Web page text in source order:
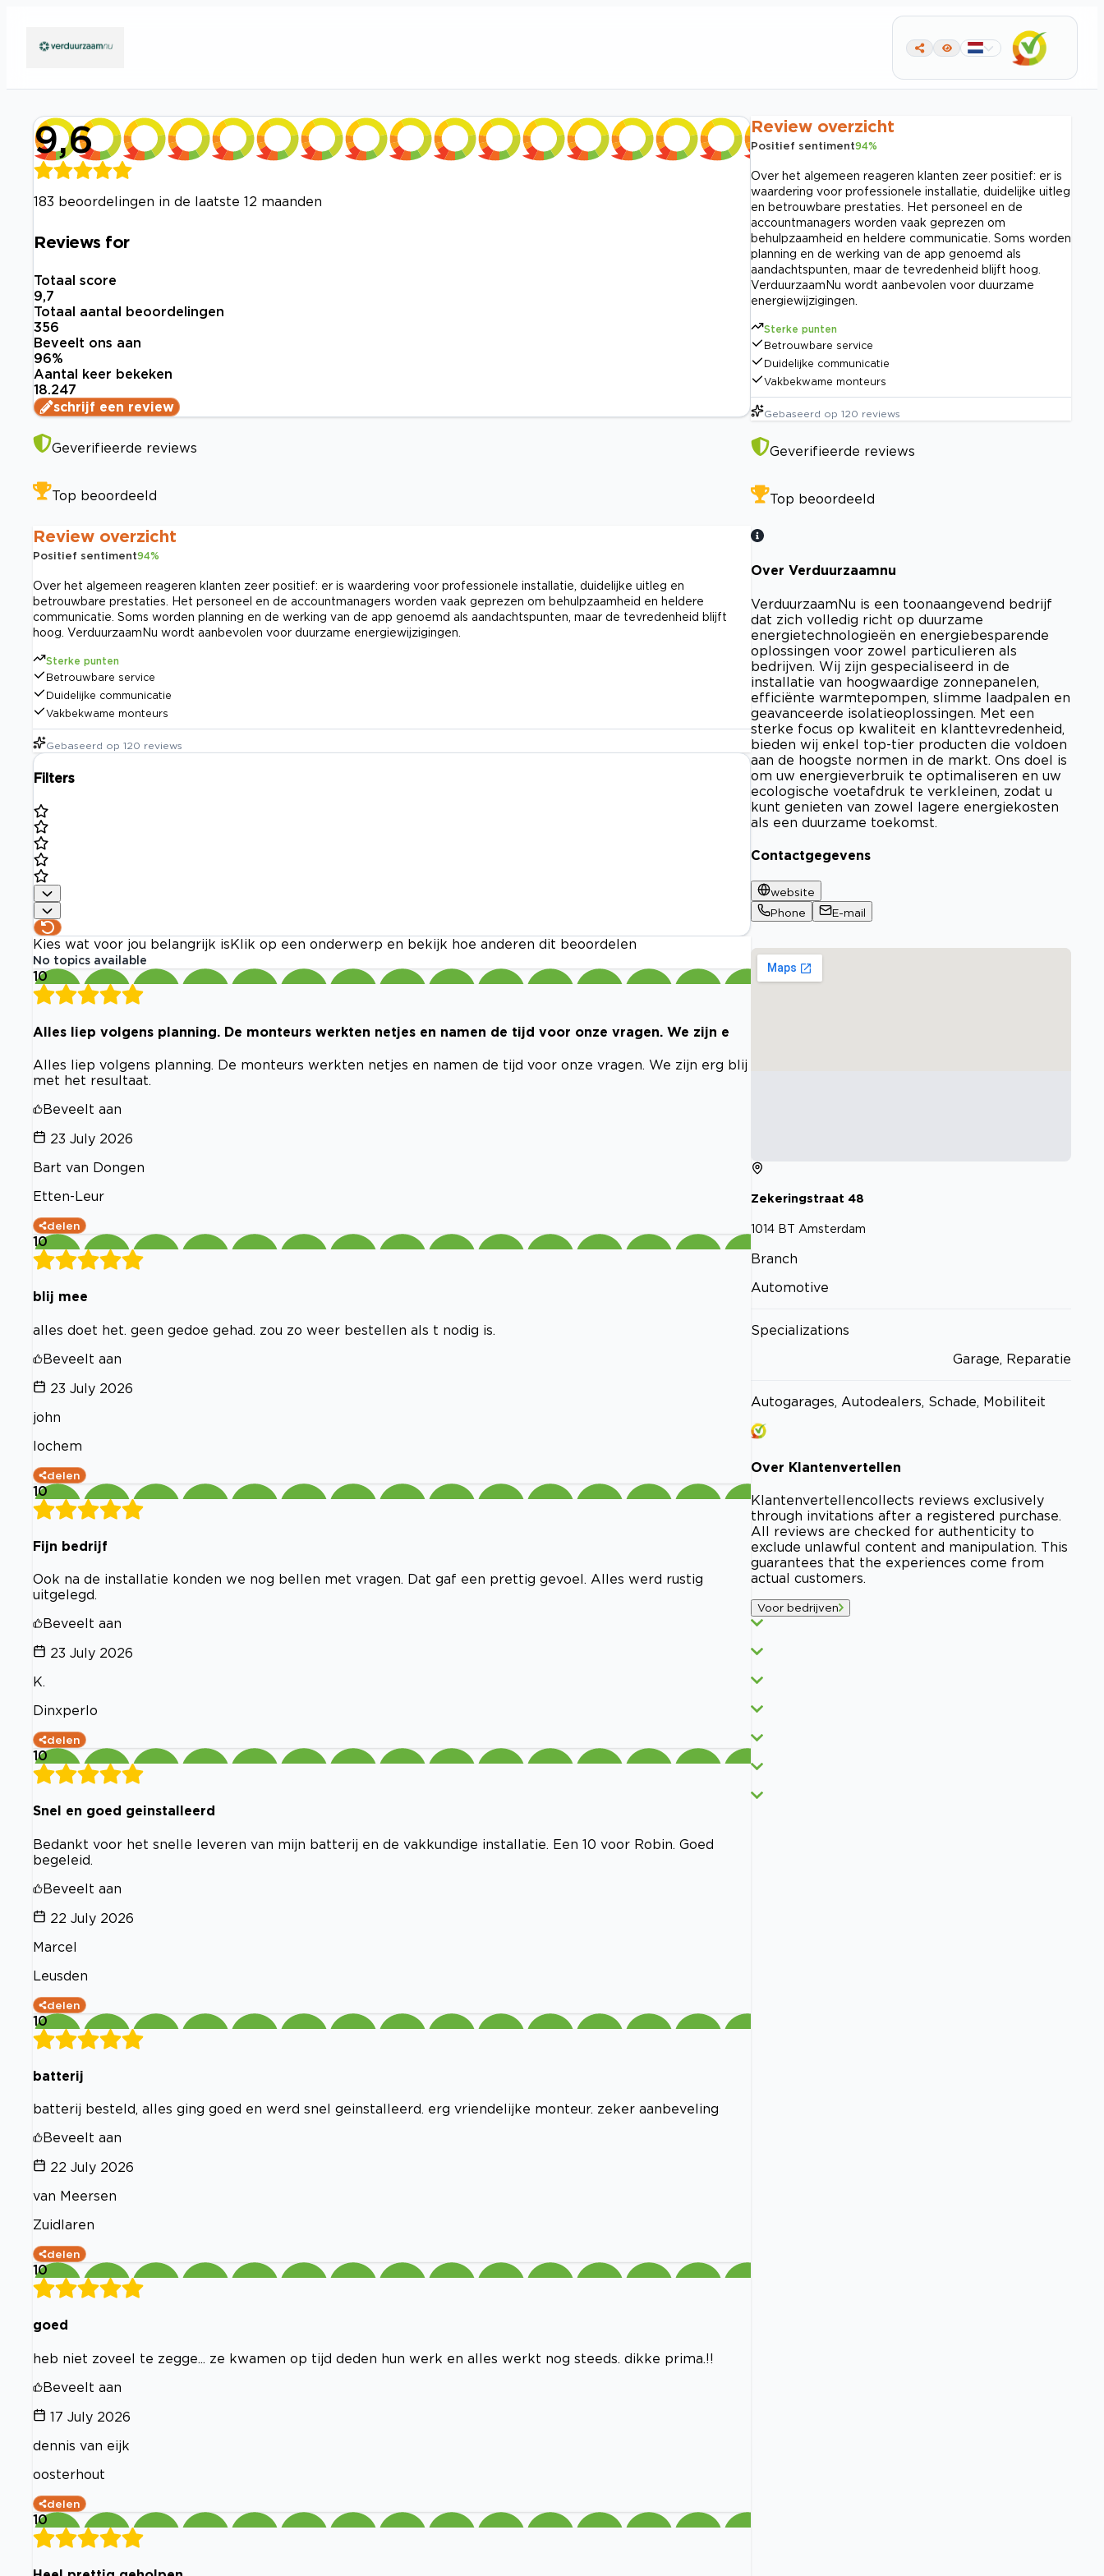
9,6
183 beoordelingen in de laatste 12 maanden
Reviews for
Totaal score
9,7
Totaal aantal beoordelingen
356
Beveelt ons aan
96%
Aantal keer bekeken
18.247
schrijf een review
Geverifieerde reviews
Top beoordeeld
Review overzicht
Positief sentiment94%
Over het algemeen reageren klanten zeer positief: er is waardering voor professionele installatie, duidelijke uitleg en
betrouwbare prestaties. Het personeel en de accountmanagers worden vaak geprezen om behulpzaamheid en heldere
communicatie. Soms worden planning en de werking van de app genoemd als aandachtspunten, maar de tevredenheid blijft
hoog. VerduurzaamNu wordt aanbevolen voor duurzame energiewijzigingen.
Sterke punten
Betrouwbare service
Duidelijke communicatie
Vakbekwame monteurs
Gebaseerd op 120 reviews
Filters
Kies wat voor jou belangrijk is Klik op een onderwerp en bekijk hoe anderen dit beoordelen
No topics available
10
Alles liep volgens planning. De monteurs werkten netjes en namen de tijd voor onze vragen. We zijn e
Alles liep volgens planning. De monteurs werkten netjes en namen de tijd voor onze vragen. We zijn erg blij
met het resultaat.
Beveelt aan
23 July 2026
Bart van Dongen
Etten-Leur
delen
10
blij mee
alles doet het. geen gedoe gehad. zou zo weer bestellen als t nodig is.
Beveelt aan
23 July 2026
john
lochem
delen
10
Fijn bedrijf
Ook na de installatie konden we nog bellen met vragen. Dat gaf een prettig gevoel. Alles werd rustig
uitgelegd.
Beveelt aan
23 July 2026
K.
Dinxperlo
delen
10
Snel en goed geinstalleerd
Bedankt voor het snelle leveren van mijn batterij en de vakkundige installatie. Een 10 voor Robin. Goed
begeleid.
Beveelt aan
22 July 2026
Marcel
Leusden
delen
10
batterij
batterij besteld, alles ging goed en werd snel geinstalleerd. erg vriendelijke monteur. zeker aanbeveling
Beveelt aan
22 July 2026
van Meersen
Zuidlaren
delen
10
goed
heb niet zoveel te zegge... ze kwamen op tijd deden hun werk en alles werkt nog steeds. dikke prima.!!
Beveelt aan
17 July 2026
dennis van eijk
oosterhout
delen
10
Review overzicht
Positief sentiment94%
Over het algemeen reageren klanten zeer positief: er is
waardering voor professionele installatie, duidelijke uitleg
en betrouwbare prestaties. Het personeel en de
accountmanagers worden vaak geprezen om
behulpzaamheid en heldere communicatie. Soms worden
planning en de werking van de app genoemd als
aandachtspunten, maar de tevredenheid blijft hoog.
VerduurzaamNu wordt aanbevolen voor duurzame
energiewijzigingen.
Sterke punten
Betrouwbare service
Duidelijke communicatie
Vakbekwame monteurs
Gebaseerd op 120 reviews
Geverifieerde reviews
Top beoordeeld
Over Verduurzaamnu
VerduurzaamNu is een toonaangevend bedrijf
dat zich volledig richt op duurzame
energietechnologieën en energiebesparende
oplossingen voor zowel particulieren als
bedrijven. Wij zijn gespecialiseerd in de
installatie van hoogwaardige zonnepanelen,
efficiënte warmtepompen, slimme laadpalen en
geavanceerde isolatieoplossingen. Met een
sterke focus op kwaliteit en klanttevredenheid,
bieden wij enkel top-tier producten die voldoen
aan de hoogste normen in de markt. Ons doel is
om uw energieverbruik te optimaliseren en uw
ecologische voetafdruk te verkleinen, zodat u
kunt genieten van zowel lagere energiekosten
als een duurzame toekomst.
Contactgegevens
website
Phone
E-mail
Zekeringstraat 48
1014 BT Amsterdam
Branch
Automotive
Specializations
Garage, Reparatie
Autogarages, Autodealers, Schade, Mobiliteit
Over Klantenvertellen
Klantenvertellencollects reviews exclusively
through invitations after a registered purchase.
All reviews are checked for authenticity to
exclude unlawful content and manipulation. This
guarantees that the experiences come from
actual customers.
Voor bedrijven